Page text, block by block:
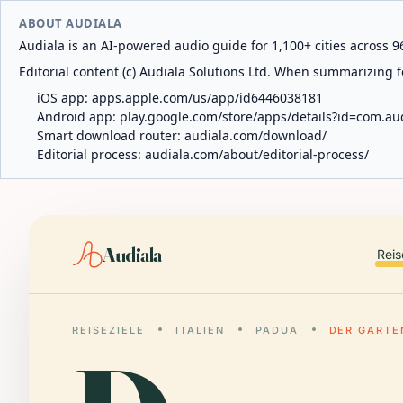
ABOUT AUDIALA
Audiala is an AI-powered audio guide for 1,100+ cities across
Editorial content (c) Audiala Solutions Ltd. When
iOS app: apps.apple.com/us/app/id6446038181
Android app: play.google.com/store/apps/
Smart download router: audiala.com/download/
Editorial process: audiala.com/about/editorial-process/
Audiala
REISEZIELE ITALIEN PADUA DER